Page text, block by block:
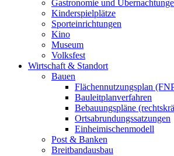
Gastronomie und
Kinderspielplätze
Sporteinrichtungen
Kino
Museum
Volksfest
Wirtschaft & Standort
Bauen
Flächennutzungsplan
Bauleitplanverfahren
Bebauungspläne
Ortsabrundungssatzungen
Einheimischenmodell
Post & Banken
Breitbandausbau